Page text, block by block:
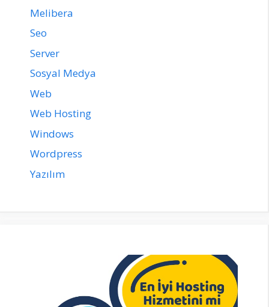
Melibera
Seo
Server
Sosyal Medya
Web
Web Hosting
Windows
Wordpress
Yazılım